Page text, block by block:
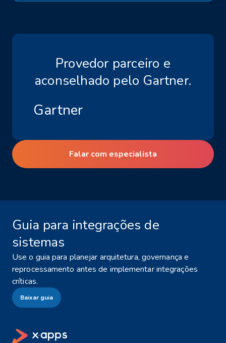
Provedor parceiro e
aconselhado pelo Gartner.
Gartner
Falar com especialista
Guia para integrações de
sistemas
Use o guia para planejar arquitetura, governança e
reprocessamento antes de implementar integrações
críticas.
Baixar guia